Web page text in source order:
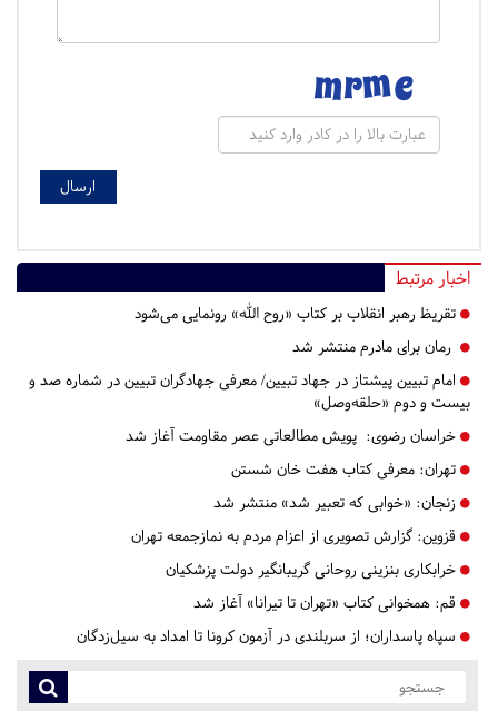
اخبار مرتبط
تقریظ رهبر انقلاب بر کتاب «روح الله» رونمایی می‌شود
رمان برای مادرم منتشر شد
امام تبیین پیشتاز در جهاد تبیین/ معرفی جهادگران تبیین در شماره صد و
بیست و دوم «حلقه‌وصل»
خراسان رضوی: پویش مطالعاتی عصر مقاومت آغاز شد
تهران: معرفی کتاب هفت خان شستن
زنجان: «خوابی که تعبیر شد» منتشر شد
قزوین: گزارش تصویری از اعزام مردم به نمازجمعه تهران
خرابکاری بنزینی روحانی ‌گریبانگیر دولت پزشکیان
قم: همخوانی کتاب «تهران تا تیرانا» آغاز شد
سپاه پاسداران؛ از سربلندی در آزمون کرونا تا امداد به سیل‌زدگان